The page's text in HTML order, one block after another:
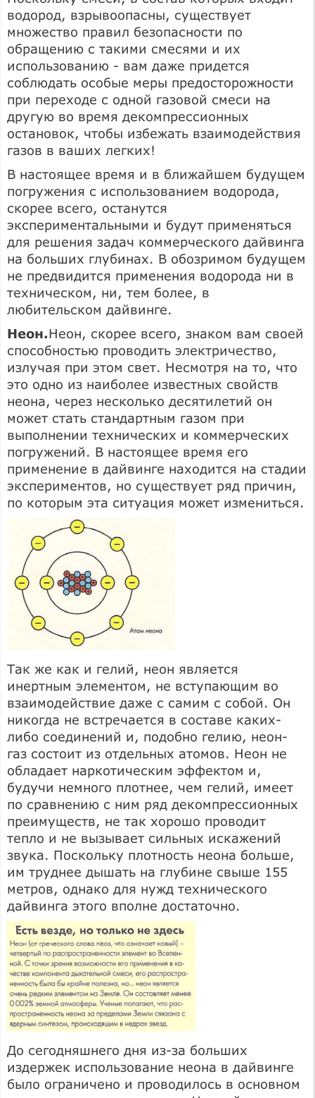
водород, взрывоопасны, существует
множество правил безопасности по
обращению с такими смесями и их
использованию - вам даже придется
соблюдать особые меры предосторожности
при переходе с одной газовой смеси на
другую во время декомпрессионных
остановок, чтобы избежать взаимодействия
газов в ваших легких!
В настоящее время и в ближайшем будущем
погружения с использованием водорода,
скорее всего, останутся
экспериментальными и будут применяться
для решения задач коммерческого дайвинга
на больших глубинах. В обозримом будущем
не предвидится применения водорода ни в
техническом, ни, тем более, в
любительском дайвинге.
Неон.Неон, скорее всего, знаком вам своей
способностью проводить электричество,
излучая при этом свет. Несмотря на то, что
это одно из наиболее известных свойств
неона, через несколько десятилетий он
может стать стандартным газом при
выполнении технических и коммерческих
погружений. В настоящее время его
применение в дайвинге находится на стадии
экспериментов, но существует ряд причин,
по которым эта ситуация может измениться.
Так же как и гелий, неон является
инертным элементом, не вступающим во
взаимодействие даже с самим с собой. Он
никогда не встречается в составе каких-
либо соединений и, подобно гелию, неон-
газ состоит из отдельных атомов. Неон не
обладает наркотическим эффектом и,
будучи немного плотнее, чем гелий, имеет
по сравнению с ним ряд декомпрессионных
преимуществ, не так хорошо проводит
тепло и не вызывает сильных искажений
звука. Поскольку плотность неона больше,
им труднее дышать на глубине свыше 155
метров, однако для нужд технического
дайвинга этого вполне достаточно.
До сегодняшнего дня из-за больших
издержек использование неона в дайвинге
было ограничено и проводилось в основном